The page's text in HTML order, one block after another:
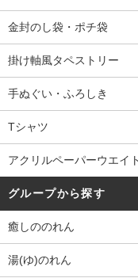
金封のし袋・ポチ袋
掛け軸風タペストリー
手ぬぐい・ふろしき
Tシャツ
アクリルペーパーウエイト
グループから探す
癒しののれん
湯(ゆ)のれん